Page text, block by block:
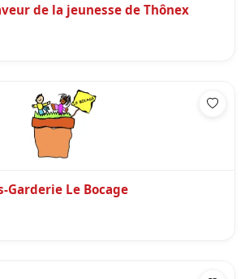
de la jeunesse de Thônex
Garderie Le Bocage